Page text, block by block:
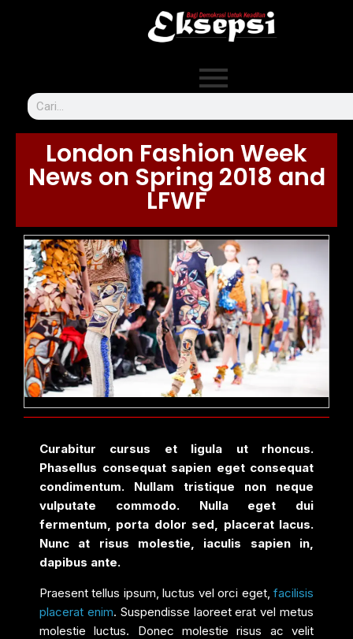
London Fashion Week
News on Spring 2018 and
LFWF
Curabitur cursus et ligula ut rhoncus.
Phasellus consequat sapien eget consequat
condimentum. Nullam tristique non neque
vulputate commodo. Nulla eget dui
fermentum, porta dolor sed, placerat lacus.
Nunc at risus molestie, iaculis sapien in,
dapibus ante.
Praesent tellus ipsum, luctus vel orci eget, facilisis
placerat enim. Suspendisse laoreet erat vel metus
molestie luctus. Donec molestie risus ac velit